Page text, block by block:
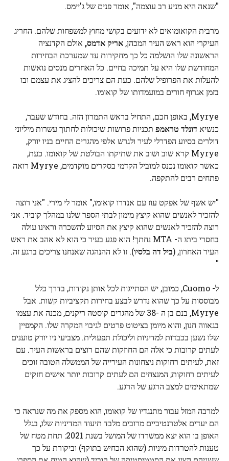
"שנאה היא מניע רב עוצמה", אומר פנים של ג'יימס.
מרבית הקואומואים לא ידועים בקושי מחוץ למשפחות שלהם. החריג
העיקרי הוא ראש העיר המכהן, אריק אדמס, אולם הקדנציה
הראשונה שלו הושלמה כל כך מחקירות עד שמערכת הבחירות
המחודשת שלו היא על תמיכה בחיים. כל האחרים מנסים נואשות
להעלות את הפרופיל שלהם. כעת הם צריכים להציג את עצמם ובו
בזמן אגרוף חורים במועמדותו של קואומו.
Myrye, באופן חכם, התחיל בראש התמרון הזה. בחודש שעבר,
כנשיא דונלד טראמפ תכניות פרושות שיכולות לחתוך עשרות מיליוני
דולרים בסיוע הפדרלי לעיר ולגרש אלפי מהגרים החיים בניו יורק,
Myrye קרא שוב ושוב את שתיקתו הבולטת של קואומו. כעת,
כאשר קואומו נכנס למוביל הקדמי בסקרים מוקדמים, Myrye רואה
פתחים רבים להתקפה.
"יש אשף של אפקט עוז עם אנדרו קואומו," אומר לי מירי. "אני רוצה
להזכיר לאנשים שהוא קיצץ מימון לבתי הספר שלנו במהלך קוביד. אני
רוצה להזכיר לאנשים שהוא קיצץ את הסיוע להשכרה וראינו עולה
בחסרי ביתו
ה- MTA נחתך! הוא פגע בעיר כי הוא לא אהב את ראש
העיר האחרון, (ביל דה בלסיו). זו לא ההנהגה שאנחנו צריכים ברגע זה.
"
ל- Cuomo, כמובן, יש הסתייגות לכל אותן נקודות, בדרך כלל
מבוססות על כך שהוא נדרש לבצע בחירות תקציביות קשות. אבל
Myrye, בנם בן ה -38 של מהגרים קוסטה ריקנים, מכנה את עצמו
בגאווה חנון, והוא מיומן בציטוט פרטים לגיבוי המקרה שלו. הקמפיין
שלו נשען בכבדות למדיניות וליכולת תפעולית. מצביעי ניו יורק טוענים
לעתים קרובות כי אלה הם החוזקות שהם רוצים בראשות העיר. עם
זאת, לעיתים רחוקות ניצחונות העירייה של הממשלה הטובה זוכים
לעיתים רחוקות; המנצחים הם לעתים קרובות יותר אישים חזקים
שמתאימים למצב הרגע של הרגע.
למרבה המזל עבור מתנגדיו של קואומו, הוא מספק את מה שנראה כי
הם יעדים אלטרנטיביים מרובים מלבד תיעוד המדיניות שלו, בגלל
האופן בו הוא יצא ממשרדו של המושל בשנת 2021: תחת מטח של
טענות להטרדות מיניות (שהוא הכחיש בתוקף) וביקורת על כך